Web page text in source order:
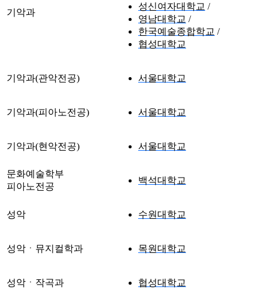
기악과
성신여자대학교
영남대학교
한국예술종합학교
협성대학교
기악과(관악전공) 서울대학교
기악과(피아노전공) 서울대학교
기악과(현악전공) 서울대학교
문화예술학부
피아노전공
백석대학교
성악 수원대학교
성악ㆍ뮤지컬학과 목원대학교
성악ㆍ작곡과 협성대학교